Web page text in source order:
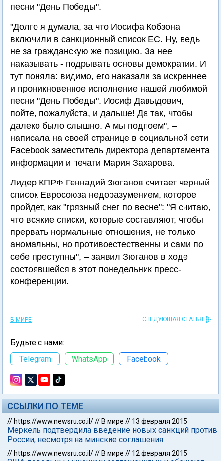
песни "День Победы".
"Долго я думала, за что Иосифа Кобзона
включили в санкционный список ЕС. Ну, ведь
не за гражданскую же позицию. За нее
наказывать - подрывать основы демократии. И
тут поняла: видимо, его наказали за искреннее
и проникновенное исполнение нашей любимой
песни "День Победы". Иосиф Давыдович,
пойте, пожалуйста, и дальше! Да так, чтобы
далеко было слышно. А мы подпоем", –
написала на своей странице в социальной сети
Facebook заместитель директора департамента
информации и печати Мария Захарова.
Лидер КПРФ Геннадий Зюганов считает черный
список Евросоюза недоразумением, которое
пройдет, как "грязный снег по весне": "Я считаю,
что всякие списки, которые составляют, чтобы
прервать нормальные отношения, не только
аномальны, но противоестественны и сами по
себе преступны", – заявил Зюганов в ходе
состоявшейся в этот понедельник пресс-
конференции.
В МИРЕ СЛЕДУЮЩАЯ СТАТЬЯ
Будьте с нами:
Telegram
WhatsApp Facebook
ССЫЛКИ ПО ТЕМЕ
// https://www.newsru.co.il/// В мире // 13 февраля 2015
Меркель подтвердила введение новых санкций против
России, несмотря на минские соглашения
// https://www.newsru.co.il/// В мире // 12 февраля 2015